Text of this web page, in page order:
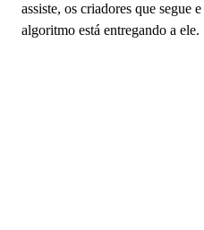
assiste, os criadores que segue
algoritmo está entregando a ele.